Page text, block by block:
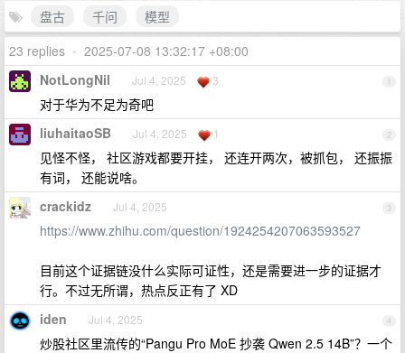
盘古
千问
模型
23 replies • 2025-07-08 13:32:17 +08:00
1
NotLongNil Jul 4, 2025 3
对于华为不足为奇吧
2
liuhaitaoSB Jul 4, 2025 1
见怪不怪， 社区游戏都要开挂， 还连开两次，被抓包， 还振振
有词， 还能说啥。
3
crackidz Jul 4, 2025
https://www.zhihu.com/question/1924254207063593527
目前这个证据链没什么实际可证性，还是需要进一步的证据才
行。不过无所谓，热点反正有了 XD
4
iden Jul 4, 2025
炒股社区里流传的“Pangu Pro MoE 抄袭 Qwen 2.5 14B”？一个